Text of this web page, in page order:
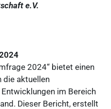
e.V.
2024“ bietet einen
die aktuellen
im Bereich
Dieser Bericht, erstellt